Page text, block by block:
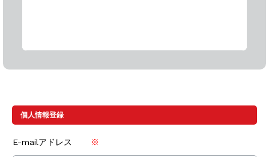
個人情報登録
E-mailアドレス